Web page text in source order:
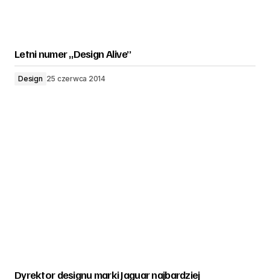
Letni numer „Design Alive”
Design 25 czerwca 2014
Dyrektor designu marki Jaguar najbardziej